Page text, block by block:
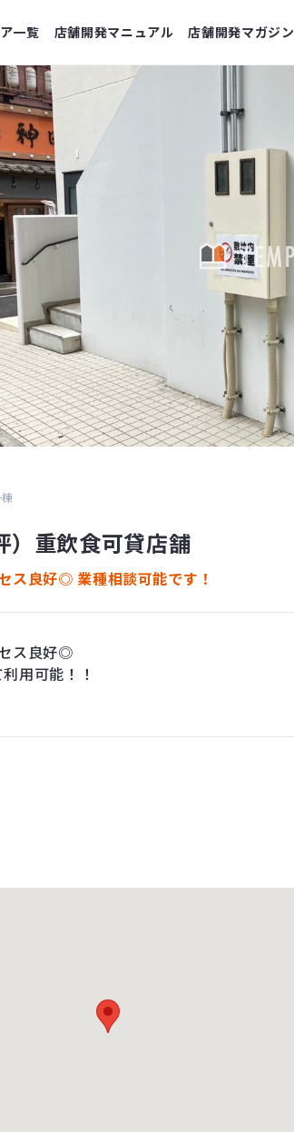
一覧 店舗開発マニュアル 店舗開発マガジン
重飲食可貸店舗
ス良好◎ 業種相談可能です！
ス良好◎
用可能！！